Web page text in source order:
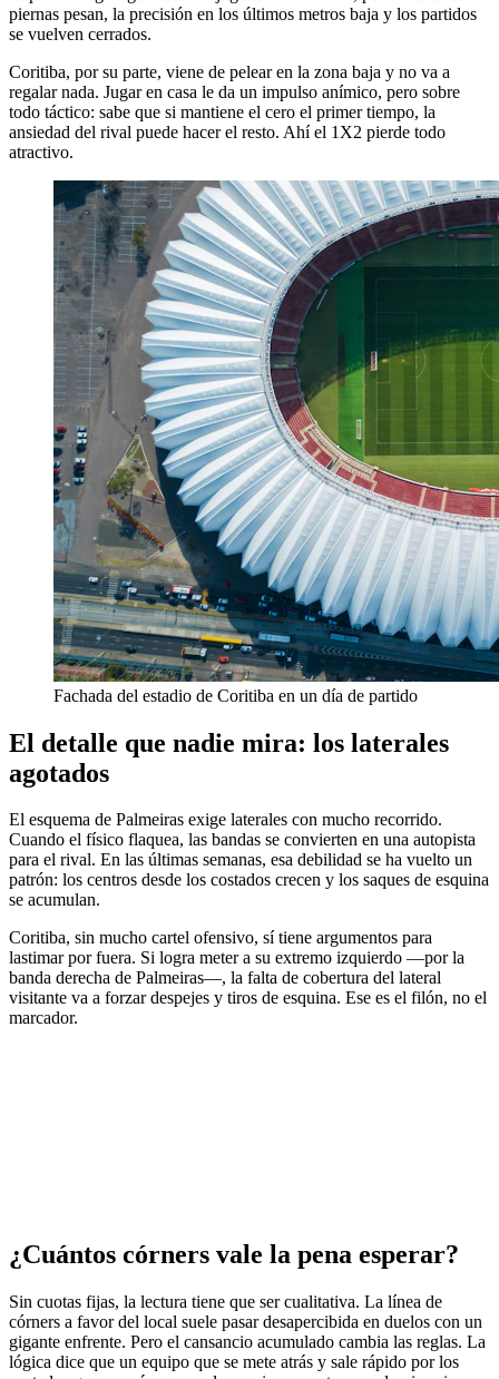
piernas pesan, la precisión en los últimos metros baja y los partidos
se vuelven cerrados.
Coritiba, por su parte, viene de pelear en la zona baja y no va a
regalar nada. Jugar en casa le da un impulso anímico, pero sobre
todo táctico: sabe que si mantiene el cero el primer tiempo, la
ansiedad del rival puede hacer el resto. Ahí el 1X2 pierde todo
atractivo.
Fachada del estadio de Coritiba en un día de partido
El detalle que nadie mira: los laterales
agotados
El esquema de Palmeiras exige laterales con mucho recorrido.
Cuando el físico flaquea, las bandas se convierten en una autopista
para el rival. En las últimas semanas, esa debilidad se ha vuelto un
patrón: los centros desde los costados crecen y los saques de esquina
se acumulan.
Coritiba, sin mucho cartel ofensivo, sí tiene argumentos para
lastimar por fuera. Si logra meter a su extremo izquierdo —por la
banda derecha de Palmeiras—, la falta de cobertura del lateral
visitante va a forzar despejes y tiros de esquina. Ese es el filón, no el
marcador.
¿Cuántos córners vale la pena esperar?
Sin cuotas fijas, la lectura tiene que ser cualitativa. La línea de
córners a favor del local suele pasar desapercibida en duelos con un
gigante enfrente. Pero el cansancio acumulado cambia las reglas. La
lógica dice que un equipo que se mete atrás y sale rápido por los